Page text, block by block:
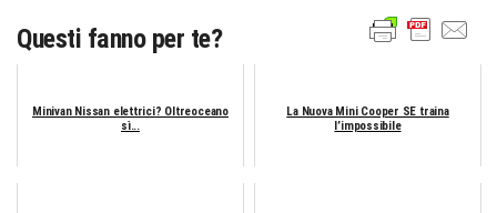
Questi fanno per te?
Minivan Nissan elettrici? Oltreoceano
sì...
La Nuova Mini Cooper SE traina
l’impossibile